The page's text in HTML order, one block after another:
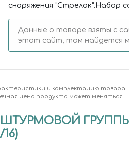
снаряжения "Стрелок".Набор
Данные о товаре взяты с
этот сайт, там найдется
и комплектацию товара.
цена продукта может меняться.